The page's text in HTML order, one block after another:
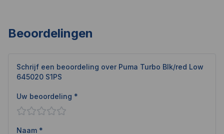
Beoordelingen
Schrijf een beoordeling over Puma Turbo Blk/red Low
645020 S1PS
Uw beoordeling *
Naam *